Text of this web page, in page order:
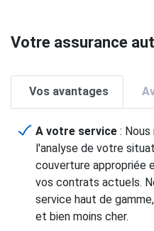
Votre assurance
Vos avantages
A votre service :
l'analyse de votre
couverture appropriée
vos contrats actuels.
service haut de
et bien moins cher.